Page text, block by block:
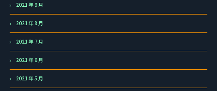
2021 年 9 月
2021 年 8 月
2021 年 7 月
2021 年 6 月
2021 年 5 月